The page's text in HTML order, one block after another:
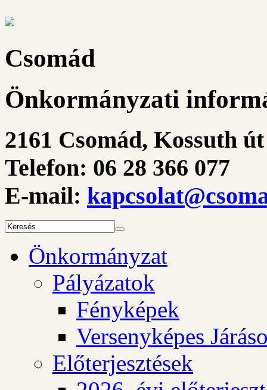
Csomád
Önkormányzati
2161 Csomád, Kossuth
Telefon: 06 28 366 077
E-mail:
Önkormányzat
Pályázatok
Fényképek
Versenyképes
Előterjesztések